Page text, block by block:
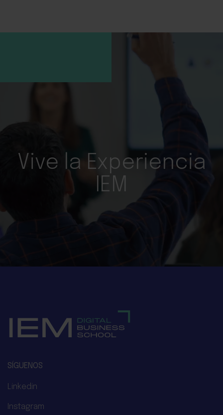
Vive la Experiencia
IEM
SÍGUENOS
Linkedin
Instagram